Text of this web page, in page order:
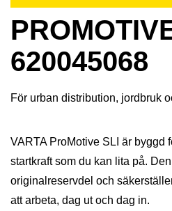
620045068
För urban distribution, jordbruk
VARTA ProMotive SLI är byggd
startkraft som du kan lita på.
originalreservdel och
att arbeta, dag ut och dag in.